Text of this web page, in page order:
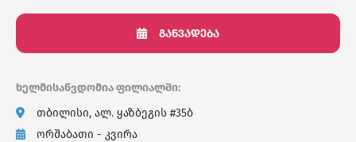
განვადება
ხელმისაწვდომია ფილიალში:
თბილისი, ალ. ყაზბეგის #35ბ
ორშაბათი - კვირა